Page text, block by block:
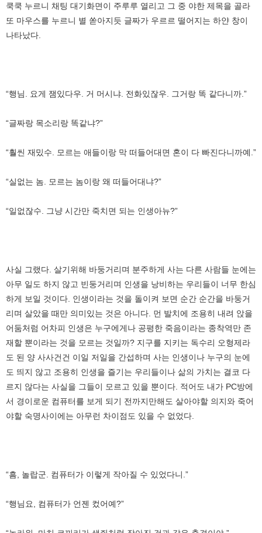
쿡쿡 누르니 채팅 대기화면이 주루루 열리고 그 중 야한 제목을 골라
또 마우스를 누르니 별 쏟아지듯 글짜가 우르르 떨어지는 하얀 창이
나타났다.
“행님. 요게 잼있다우. 거 머시냐. 전화있잖우. 그거랑 똑 같다니까.”
“글짜랑 목소리랑 똑같냐?”
“훨씬 재밌수. 모르는 애들이랑 막 떠들어대면 혼이 다 빠진다니까예.”
“실없는 놈. 모르는 놈이랑 왜 떠들어대냐?”
“일없잖수. 그냥 시간만 죽치면 되는 인생아뉴?”
사실 그랬다. 살기위해 바둥거리며 분주하게 사는 다른 사람들 눈에는
아무 일도 하지 않고 빈둥거리며 인생을 낭비하는 우리들이 너무 한심
하게 보일 것이다. 인생이라는 것을 돌이켜 보면 순간 순간을 바둥거
리며 살았을 때만 의미있는 것은 아니다. 먼 발치에 조용히 내려 앉을
어둠처럼 어차피 인생은 누구에게나 공평한 죽음이라는 종착역만 존
재할 뿐이라는 것을 모르는 것일까? 지구를 지키는 독수리 오형제라
도 된 양 사사건건 이일 저일을 간섭하며 사는 인생이나 누구의 눈에
도 띄지 않고 조용히 인생을 즐기는 우리들이나 삶의 가치는 결코 다
르지 않다는 사실을 그들이 모르고 있을 뿐이다. 적어도 내가 PC방에
서 경이로운 컴퓨터를 보게 되기 전까지만해도 살아야할 의지와 죽어
야할 숙명사이에는 아무런 차이점도 있을 수 없었다.
“흠, 놀랍군. 컴퓨터가 이렇게 작아질 수 있었다니.”
“행님요, 컴퓨터가 언젠 컸어예?”